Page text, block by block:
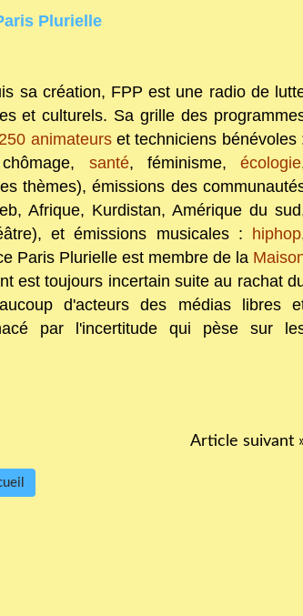
sa création, FPP est une radio de
et culturels. Sa grille des
250 animateurset techniciens bénévoles
santé, féminisme, écologie
thèmes), émissions des
Afrique, Kurdistan, Amérique du
et émissions musicales : hiphop
Paris Plurielle est membre de la
est toujours incertain suite au rachat
d'acteurs des médias libres
par l'incertitude qui pèse sur
Article suivant